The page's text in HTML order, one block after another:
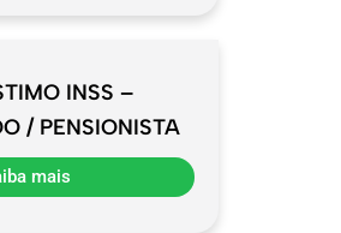
INSS –
/ PENSIONISTA
mais